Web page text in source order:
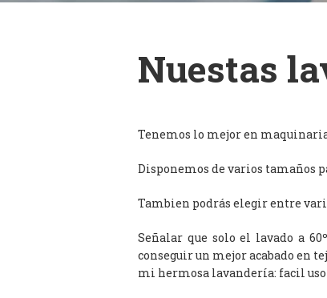
Nuestas
Tenemos lo mejor en
Disponemos de varios tamaños
Tambien podrás elegir entre
Señalar que solo el lavado a
conseguir un mejor acabado en
mi hermosa lavandería: facil